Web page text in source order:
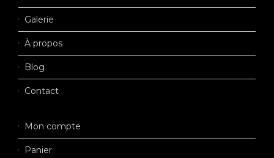
Galerie
À propos
Blog
Contact
Mon compte
Panier